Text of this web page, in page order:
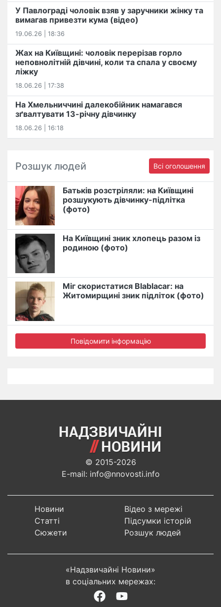
У Павлограді чоловік взяв у заручники жінку та
вимагав привезти кума (відео)
19.06.26 | 18:36
Жах на Київщині: чоловік перерізав горло
неповнолітній дівчині, коли та спала у своєму
ліжку
18.06.26 | 17:38
На Хмельниччині далекобійник намагався
зґвалтувати 13-річну дівчинку
18.06.26 | 16:18
Розшук людей Всі оголошення
Батьків розстріляли: на Київщині
розшукують дівчинку-підлітка
(фото)
На Київщині зник хлопець разом із
родиною (фото)
Міг скористатися Blablacar: на
Житомирщині зник підліток (фото)
Повідомити інформацію
© 2015-2026
E-mail: info@nnovosti.info
Новини
Статті
Сюжети
Відео з мережі
Підсумки історій
Розшук людей
«Надзвичайні Новини»
в соціальних мережах: